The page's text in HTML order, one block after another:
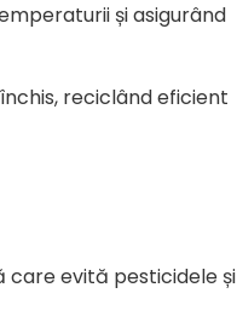
și asigurând
reciclând eficient
care evită pesticidele și